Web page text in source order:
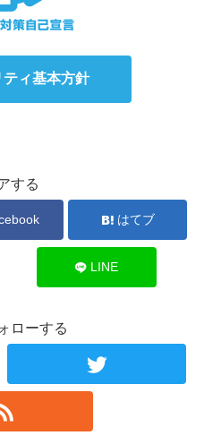
ィ基本方針
する
はてブ
LINE
ローする